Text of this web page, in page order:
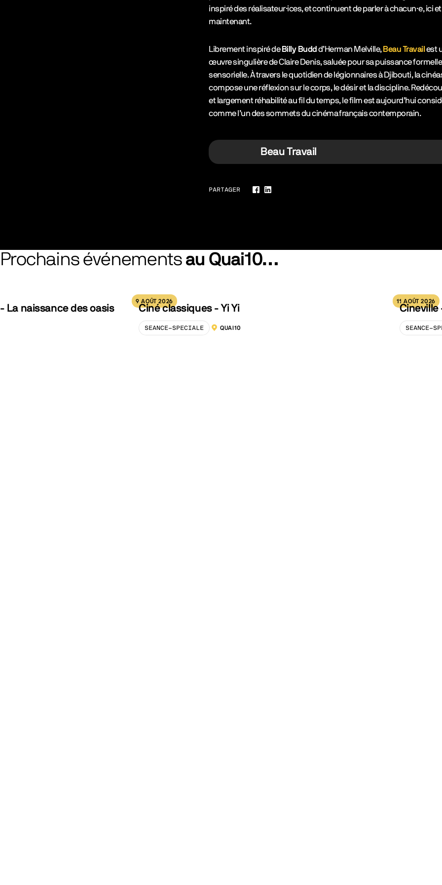
inspiré des réalisateur·ices, et continuent de parler à chacun·e, ici et
maintenant.
Librement inspiré de Billy Budd d’Herman Melville, Beau Travail est
œuvre singulière de Claire Denis, saluée pour sa puissance
sensorielle. À travers le quotidien de légionnaires à Djibouti, la
compose une réflexion sur le corps, le désir et la discipline.
et largement réhabilité au fil du temps, le film est aujourd’hui
comme l’un des sommets du cinéma français contemporain.
Beau Travail
PARTAGER
Facebook
LinkedIn
Prochains événements au Quai10…
naissance des oasis
9 AOÛT 2026
Ciné classiques - Yi Yi
SEANCE-SPECIALE LOCALISATION :
QUAI10
11 AOÛT 2026
Cineville
SEANCE-